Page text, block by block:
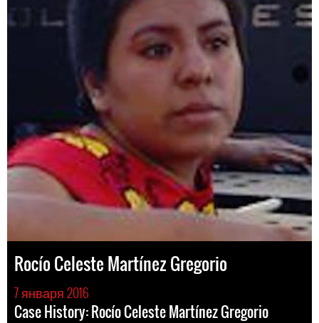
Rocío Celeste Martínez Gregorio
7 января 2016
Case History: Rocío Celeste Martínez Gregorio